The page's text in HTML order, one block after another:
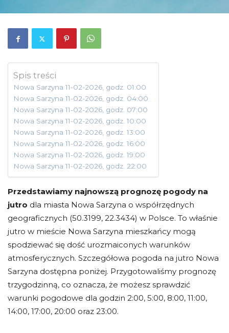
Spis treści
Nowa Sarzyna 11-02-2026, godz. 01:00
Nowa Sarzyna 11-02-2026, godz. 04:00
Nowa Sarzyna 11-02-2026, godz. 07:00
Nowa Sarzyna 11-02-2026, godz. 10:00
Nowa Sarzyna 11-02-2026, godz. 13:00
Nowa Sarzyna 11-02-2026, godz. 16:00
Nowa Sarzyna 11-02-2026, godz. 19:00
Nowa Sarzyna 11-02-2026, godz. 22:00
Przedstawiamy najnowszą prognozę pogody na
jutro dla miasta Nowa Sarzyna o współrzędnych
geograficznych (50.3199, 22.3434) w Polsce. To właśnie
jutro w mieście Nowa Sarzyna mieszkańcy mogą
spodziewać się dość urozmaiconych warunków
atmosferycznych. Szczegółowa pogoda na jutro Nowa
Sarzyna dostępna poniżej. Przygotowaliśmy prognozę
trzygodzinną, co oznacza, że możesz sprawdzić
warunki pogodowe dla godzin 2:00, 5:00, 8:00, 11:00,
14:00, 17:00, 20:00 oraz 23:00.